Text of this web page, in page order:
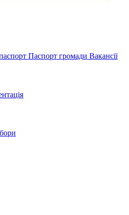
Паспорт громади Вакансії